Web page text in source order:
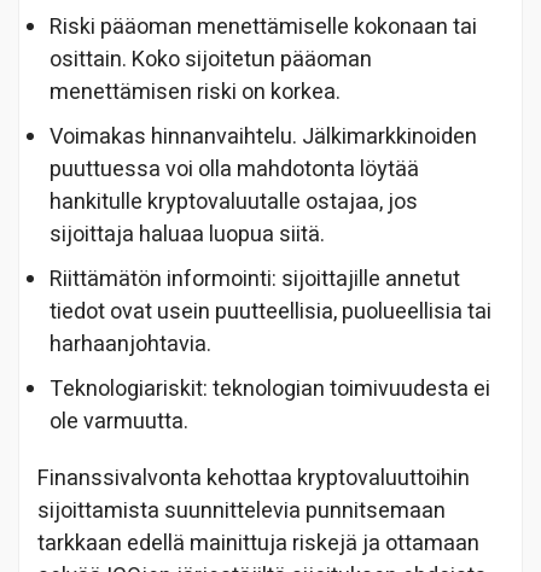
Riski pääoman menettämiselle kokonaan tai
osittain. Koko sijoitetun pääoman
menettämisen riski on korkea.
Voimakas hinnanvaihtelu. Jälkimarkkinoiden
puuttuessa voi olla mahdotonta löytää
hankitulle kryptovaluutalle ostajaa, jos
sijoittaja haluaa luopua siitä.
Riittämätön informointi: sijoittajille annetut
tiedot ovat usein puutteellisia, puolueellisia tai
harhaanjohtavia.
Teknologiariskit: teknologian toimivuudesta ei
ole varmuutta.
Finanssivalvonta kehottaa kryptovaluuttoihin
sijoittamista suunnittelevia punnitsemaan
tarkkaan edellä mainittuja riskejä ja ottamaan